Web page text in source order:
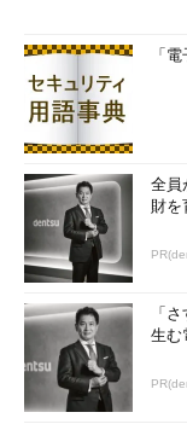
「
全員
財を
「
生む